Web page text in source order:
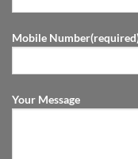
Mobile
Your Message